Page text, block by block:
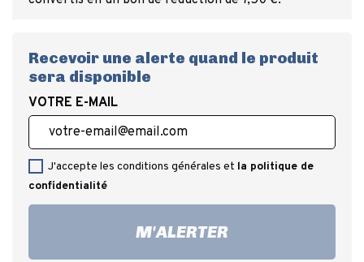
Recevoir une alerte quand le produit
sera disponible
VOTRE E-MAIL
J'accepte les conditions générales et la politique de
confidentialité
M'ALERTER